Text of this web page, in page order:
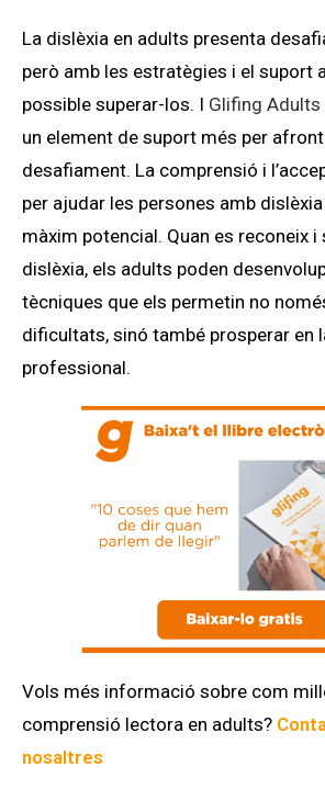
La dislèxia en adults presenta
però amb les estratègies i el suport
possible superar-los. I Glifing Adults
un element de suport més per
desafiament. La comprensió i
per ajudar les persones amb
màxim potencial. Quan es reconeix i
dislèxia, els adults poden
tècniques que els permetin no
dificultats, sinó també prosperar en
professional.
Vols més informació sobre com
comprensió lectora en adults?
nosaltres